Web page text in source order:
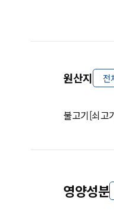
원산지 전
불고기[쇠고
영양성분